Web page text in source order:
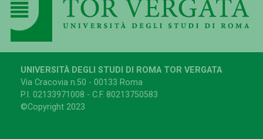
UNIVERSITÀ DEGLI STUDI DI ROMA TOR VERGATA
Via Cracovia n.50 - 00133 Roma
P.I. 02133971008 - C.F. 80213750583
©Copyright 2023